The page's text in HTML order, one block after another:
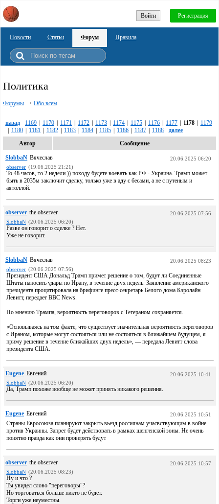
Войти Регистрация
Новости Статьи Форум Правила
Политика
Форумы Обо всем
назад 1169 1170 1171 1172 1173 1174 1175 1176 1177 1178
1179
1180 1181 1182 1183 1184 1185 1186 1187 1188
далее
Автор
Сообщение
SlobbaN Вячеслав
20.06.2025 06:20
observer (19.06.2025 21:21)
То 48 часов, то 2 недели )) походу будете воевать как РФ - Украина. Трамп может
быть в 2035м заключит сделку, только уже в аду с бесами, а не с путеным и
аятоллой.
observer the observer
20.06.2025 07:56
SlobbaN (20.06.2025 06:20)
Разве он говорит о сделке ? Нет.
Уже не говорит.
SlobbaN Вячеслав
20.06.2025 08:23
observer (20.06.2025 07:56)
Президент США Дональд Трамп примет решение о том, будут ли Соединенные
Штаты наносить удары по Ирану, в течение двух недель. Заявление американского
президента процитировала на брифинге пресс-секретарь Белого дома Кэролайн
Левитт, передает BBC News.
По мнению Трампа, вероятность переговоров с Тегераном сохраняется.
«Основываясь на том факте, что существует значительная вероятность переговоров
с Ираном, которые могут состояться или не состояться в ближайшем будущем, я
приму решение в течение ближайших двух недель», — передала Левитт слова
президента США.
Eugene Евгений
20.06.2025 10:41
SlobbaN (20.06.2025 06:20)
Да, Трамп похоже вообще не может принять никакого решения.
Eugene Евгений 20.06.2025 10:51
Страны Евросоюза планируют закрыть вьезд россиянам учасвствующим в войне
против Украины. Запрет будет действовать в рамках шенгенской зоны. Не очень
понятно правда как они проверять будут
observer the observer
20.06.2025 10:57
SlobbaN (20.06.2025 08:23)
Ну и что ?
Ты увидел слово "переговоры"?
Но торговаться больше никто не будет.
Торги уже неуместны.